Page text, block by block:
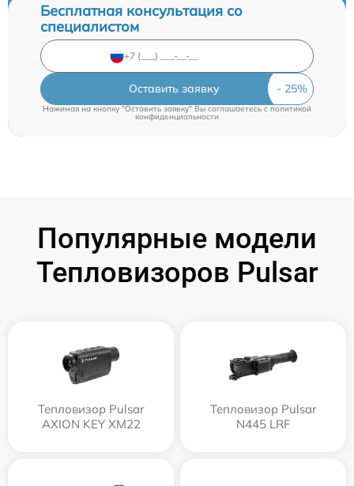
Бесплатная консультация со
специалистом
Оставить заявку
Нажимая на кнопку "Оставить заявку" Вы соглашаетесь cполитикой
конфиденциальности
Популярные модели
Тепловизоров Pulsar
Тепловизор Pulsar
AXION KEY XM22
Тепловизор Pulsar
N445 LRF